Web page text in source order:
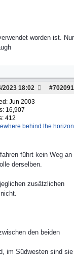
worden ist. Nur
#702091
2023 18:02
Jun 2003
16,907
412
behind the horizon
führt kein Weg an
derselben.
zusätzlichen
den beiden
im Südwesten sind sie